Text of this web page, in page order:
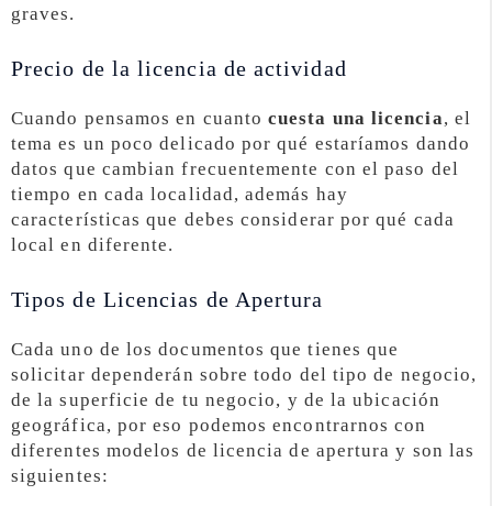
graves.
Precio de la licencia de actividad
Cuando pensamos en cuantocuesta una licencia, el
tema es un poco delicado por qué estaríamos dando
datos que cambian frecuentemente con el paso del
tiempo en cada localidad, además hay
características que debes considerar por qué cada
local en diferente.
Tipos de Licencias de Apertura
Cada uno de los documentos que tienes que
solicitar dependerán sobre todo del tipo de negocio,
de la superficie de tu negocio, y de la ubicación
geográfica, por eso podemos encontrarnos con
diferentes modelos de licencia de apertura y son las
siguientes: